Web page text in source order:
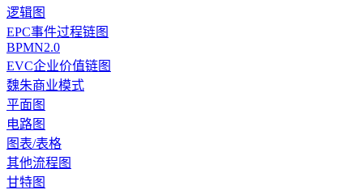
逻辑图
EPC事件过程链图
BPMN2.0
EVC企业价值链图
魏朱商业模式
平面图
电路图
图表/表格
其他流程图
甘特图